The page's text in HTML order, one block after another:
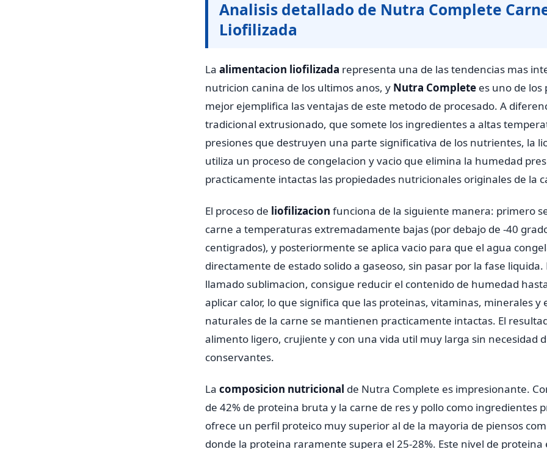
Analisis detallado de Nutra Complete
Liofilizada
La alimentacion liofilizada representa una de las tendencias mas
nutricion canina de los ultimos anos, y Nutra Complete es uno de
mejor ejemplifica las ventajas de este metodo de procesado. A
tradicional extrusionado, que somete los ingredientes a altas
presiones que destruyen una parte significativa de los nutrientes, la
utiliza un proceso de congelacion y vacio que elimina la humedad
practicamente intactas las propiedades nutricionales originales de la
El proceso de liofilizacion funciona de la siguiente manera: primero
carne a temperaturas extremadamente bajas (por debajo de -40
centigrados), y posteriormente se aplica vacio para que el agua
directamente de estado solido a gaseoso, sin pasar por la fase liquida.
llamado sublimacion, consigue reducir el contenido de humedad
aplicar calor, lo que significa que las proteinas, vitaminas, minerales y
naturales de la carne se mantienen practicamente intactas. El
alimento ligero, crujiente y con una vida util muy larga sin necesidad
conservantes.
La composicion nutricional de Nutra Complete es impresionante.
de 42% de proteina bruta y la carne de res y pollo como ingredientes
ofrece un perfil proteico muy superior al de la mayoria de piensos
donde la proteina raramente supera el 25-28%. Este nivel de proteina